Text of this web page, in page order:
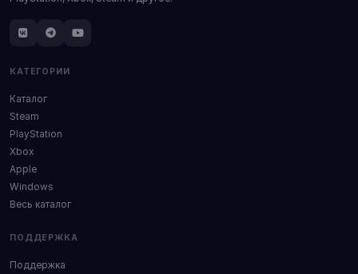
КАТЕГОРИИ
Каталог
Steam
PlayStation
Xbox
Apple
Windows
Весь каталог
ПОДДЕРЖКА
Поддержка